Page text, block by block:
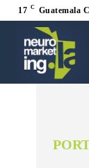
17 C Guatemala